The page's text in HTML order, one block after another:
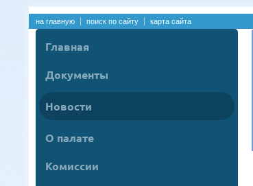
на главную поиск по сайту карта сайта
Главная
Документы
Новости
О палате
Комиссии